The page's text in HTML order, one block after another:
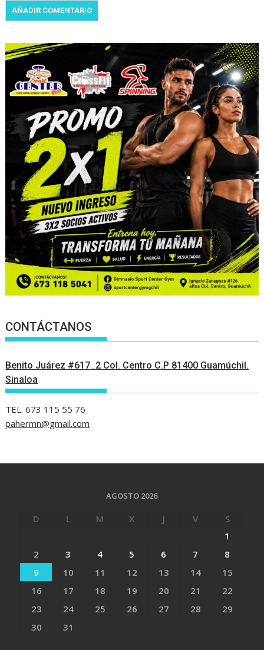
CONTÁCTANOS
Benito Juárez #617_2 Col. Centro C.P 81400 Guamúchil.
Sinaloa
TEL. 673 115 55 76
pahermn@gmail.com
AGOSTO 2026
D L M X J V
S
1
2
3 4 5 6 7
8
9
10 11 12 13 14
15
16
17 18 19 20 21
22
23
24 25 26 27 28
29
30
31